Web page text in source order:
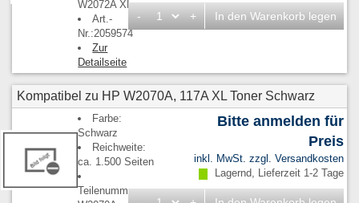
W2072A XL
Art.-
Nr.:2059574
Zur
Detailseite
- + In den Warenkorb legen
Kompatibel zu HP W2070A, 117A XL Toner Schwarz
Farbe:
Schwarz
Reichweite:
ca. 1.500 Seiten
Teilenummern:
Bitte anmelden für
Preis
inkl. MwSt. zzgl. Versandkosten
Lagernd, Lieferzeit 1-2 Tage